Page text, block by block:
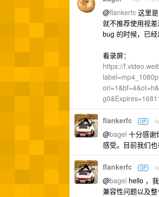
@flankerfc 这里
就不推荐使用视
bug 的时候，已经
看录屏：
https://
flankerfc OP
@bagel 十分感谢
感受。目前我们
flankerfc OP
@bagel hello ，
兼容性问题以及